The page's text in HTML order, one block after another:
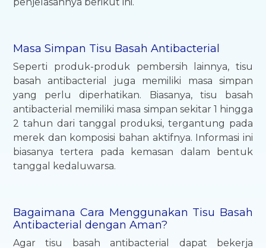
Masa Simpan Tisu Basah Antibacterial
Seperti produk-produk pembersih lainnya, tisu
basah antibacterial juga memiliki masa simpan
yang perlu diperhatikan. Biasanya, tisu basah
antibacterial memiliki masa simpan sekitar 1 hingga
2 tahun dari tanggal produksi, tergantung pada
merek dan komposisi bahan aktifnya. Informasi ini
biasanya tertera pada kemasan dalam bentuk
tanggal kedaluwarsa.
Bagaimana Cara Menggunakan Tisu Basah
Antibacterial dengan Aman?
Agar tisu basah antibacterial dapat bekerja